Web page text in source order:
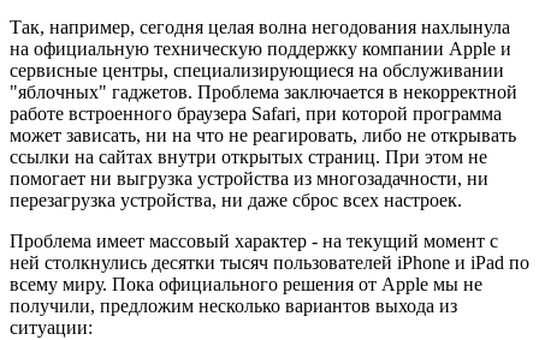
Так, например, сегодня целая волна негодования нахлынула
на официальную техническую поддержку компании Apple и
сервисные центры, специализирующиеся на обслуживании
"яблочных" гаджетов. Проблема заключается в некорректной
работе встроенного браузера Safari, при которой программа
может зависать, ни на что не реагировать, либо не открывать
ссылки на сайтах внутри открытых страниц. При этом не
помогает ни выгрузка устройства из многозадачности, ни
перезагрузка устройства, ни даже сброс всех настроек.
Проблема имеет массовый характер - на текущий момент с
ней столкнулись десятки тысяч пользователей iPhone и iPad по
всему миру. Пока официального решения от Apple мы не
получили, предложим несколько вариантов выхода из
ситуации: